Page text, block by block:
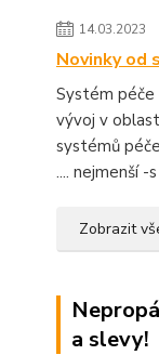
14.03.2023
Novinky od
Systém péče
vývoj v
systémů
.... nejmenší -
Zobrazit
a slevy!